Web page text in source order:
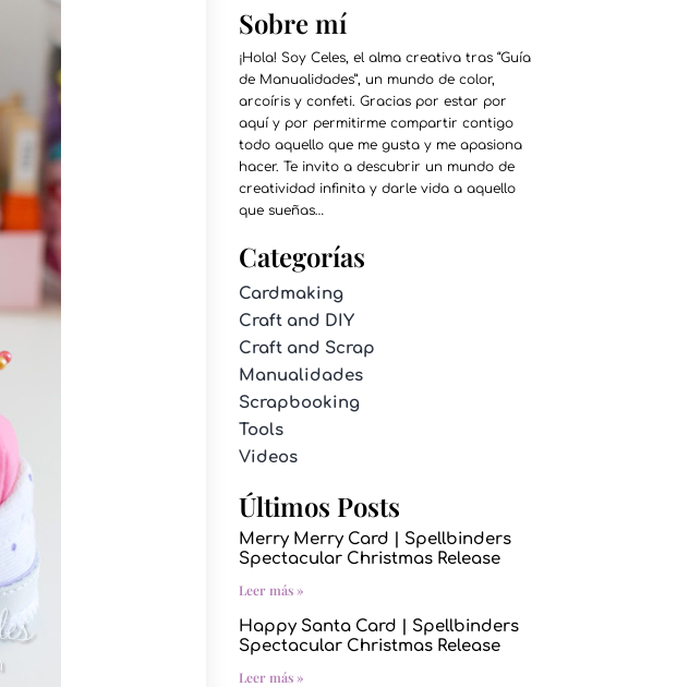
Sobre mí
¡Hola! Soy Celes, el alma creativa tras “Guía
de Manualidades”, un mundo de color,
arcoíris y confeti. Gracias por estar por
aquí y por permitirme compartir contigo
todo aquello que me gusta y me apasiona
hacer. Te invito a descubrir un mundo de
creatividad infinita y darle vida a aquello
que sueñas…
Categorías
Cardmaking
Craft and DIY
Craft and Scrap
Manualidades
Scrapbooking
Tools
Videos
Últimos Posts
Merry Merry Card | Spellbinders
Spectacular Christmas Release
Leer más »
Happy Santa Card | Spellbinders
Spectacular Christmas Release
Leer más »